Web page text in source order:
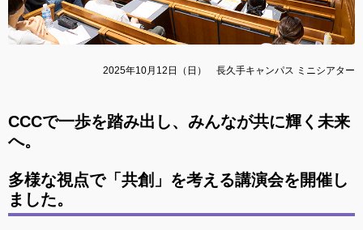
2025年10月12日（日） 長久手キャンパス ミニシアター
CCCで一歩を踏み出し、みんなが共に輝く未来
へ。
多様な視点で「共創」を考える講演会を開催し
ました。